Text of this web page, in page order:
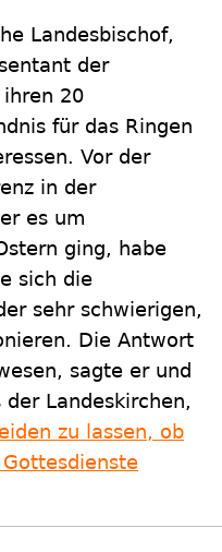
Landesbischof,
der
20
für das Ringen
Vor der
in der
es um
ging, habe
sich die
sehr schwierigen,
Die Antwort
sagte er und
Landeskirchen,
zu lassen, ob